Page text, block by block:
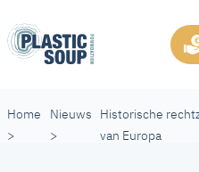
Home
>
Nieuws
>
Historische
van Europa